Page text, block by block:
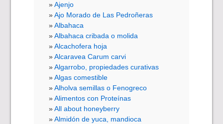
Ajenjo
Ajo Morado de Las Pedroñeras
Albahaca
Albahaca cribada o molida
Alcachofera hoja
Alcaravea Carum carvi
Algarrobo, propiedades curativas
Algas comestible
Alholva semillas o Fenogreco
Alimentos con Proteínas
All about honeyberry
Almidón de yuca, mandioca